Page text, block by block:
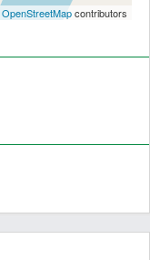
OpenStreetMapcontributors